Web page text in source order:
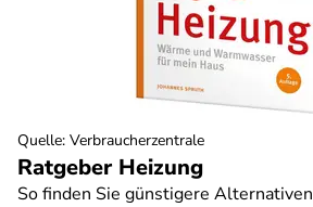
Ratgeber Heizung
So finden Sie günstigere Alternativen
Quelle: Verbraucherzentrale